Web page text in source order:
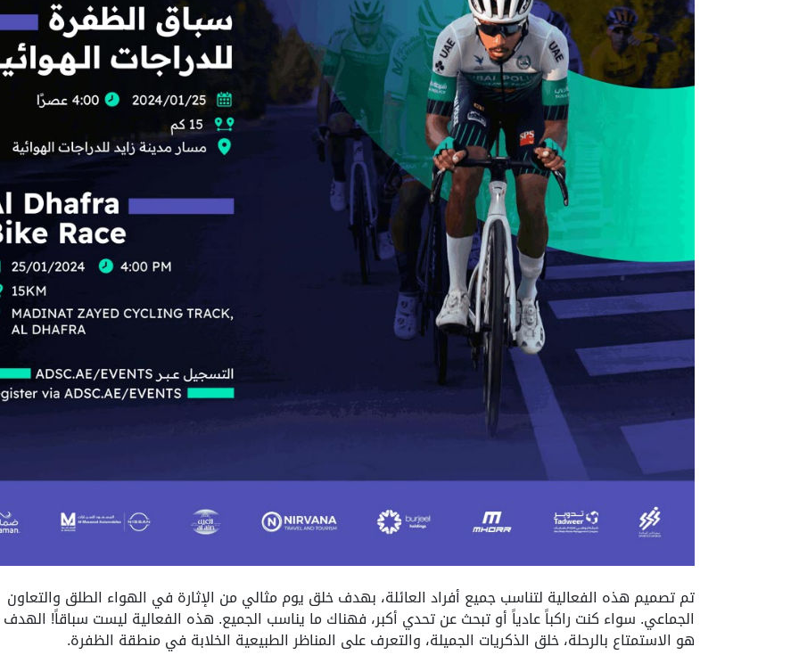
تم تصميم هذه الفعالية لتناسب جميع أفراد العائلة، بهدف خلق يوم مثالي من الإثارة في الهواء الطلق والتعاون
الجماعي. سواء كنت راكباً عادياً أو تبحث عن تحدي أكبر، فهناك ما يناسب الجميع. هذه الفعالية ليست سباقاً!
هو الاستمتاع بالرحلة، خلق الذكريات الجميلة، والتعرف على المناظر الطبيعية الخلابة في منطقة الظفرة.